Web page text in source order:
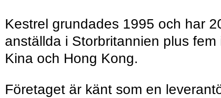
Kestrel grundades 1995 och har
anställda i Storbritannien plus fem
Kina och Hong Kong.
Företaget är känt som en